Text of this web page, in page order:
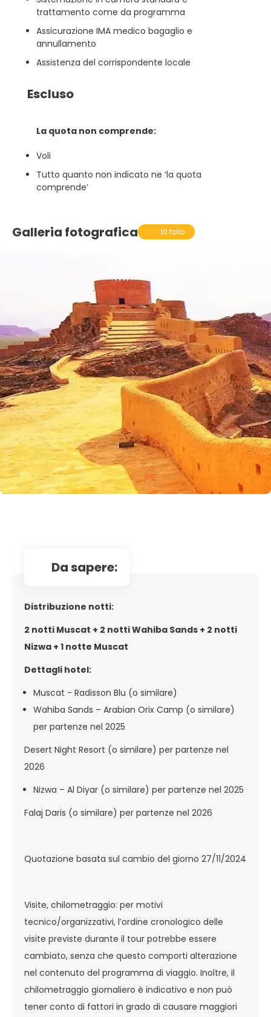
trattamento come da programma
Assicurazione IMA medico bagaglio e
annullamento
Assistenza del corrispondente locale
Escluso
La quota non comprende:
Voli
Tutto quanto non indicato ne ‘la quota
comprende’
Galleria fotografica 10 foto
da sapere:
Distribuzione notti:
2 notti Muscat + 2 notti Wahiba Sands + 2 notti
Nizwa + 1 notte Muscat
Dettagli hotel:
Muscat - Radisson Blu (o similare)
Wahiba Sands – Arabian Orix Camp (o similare)
per partenze nel 2025
Desert Night Resort (o similare) per partenze nel
2026
Nizwa – Al Diyar (o similare) per partenze nel 2025
Falaj Daris (o similare) per partenze nel 2026
Quotazione basata sul cambio del giorno 27/11/2024
Visite, chilometraggio: per motivi
tecnico/organizzativi, l’ordine cronologico delle
visite previste durante il tour potrebbe essere
cambiato, senza che questo comporti alterazione
nel contenuto del programma di viaggio. Inoltre, il
chilometraggio giornaliero è indicativo e non può
tener conto di fattori in grado di causare maggiori